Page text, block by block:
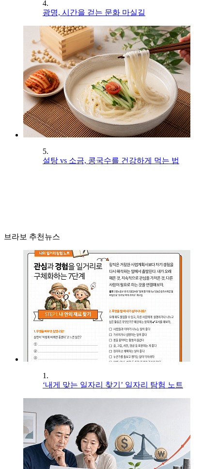
4.
광명, 시간을 걷는 문화 마실길
5.
설탕 vs 소금, 콩국수를 건강하게 먹는 법
브라보 추천뉴스
1.
‘내게 맞는 일자리 찾기’ 일자리 탐험 노트